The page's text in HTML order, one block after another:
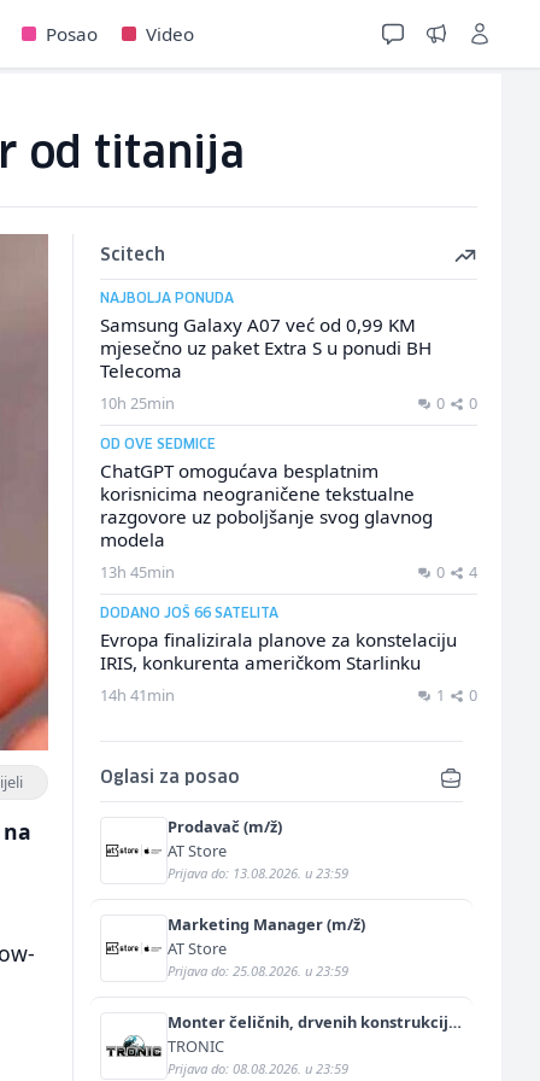
Posao Video
od titanija
Scitech
NAJBOLJA PONUDA
Samsung Galaxy A07 već od 0,99 KM
mjesečno uz paket Extra S u ponudi BH
Telecoma
10h 25min 0 0
OD OVE SEDMICE
ChatGPT omogućava besplatnim
korisnicima neograničene tekstualne
razgovore uz poboljšanje svog glavnog
modela
13h 45min 0 4
DODANO JOŠ 66 SATELITA
Evropa finalizirala planove za konstelaciju
IRIS, konkurenta američkom Starlinku
14h 41min 1 0
Oglasi za posao
Prodavač (m/ž)
AT Store
Prijava do: 13.08.2026. u 23:59
Marketing Manager (m/ž)
AT Store
Prijava do: 25.08.2026. u 23:59
Monter čeličnih, drvenih konstrukcija
i termoizolacijskih panela (m/ž)
TRONIC
Prijava do: 08.08.2026. u 23:59